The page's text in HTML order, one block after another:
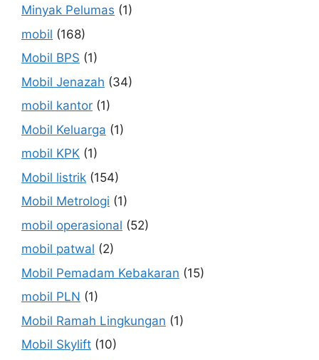
Minyak Pelumas (1)
mobil (168)
Mobil BPS (1)
Mobil Jenazah (34)
mobil kantor (1)
Mobil Keluarga (1)
mobil KPK (1)
Mobil listrik (154)
Mobil Metrologi (1)
mobil operasional (52)
mobil patwal (2)
Mobil Pemadam Kebakaran (15)
mobil PLN (1)
Mobil Ramah Lingkungan (1)
Mobil Skylift (10)